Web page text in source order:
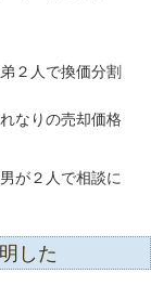
２人で換価分割
なりの売却価格
が２人で相談に
した